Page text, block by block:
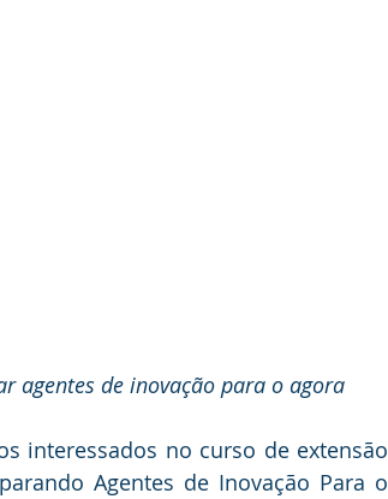
agentes de inovação para o agora
interessados no curso de extensão
Agentes de Inovação Para o